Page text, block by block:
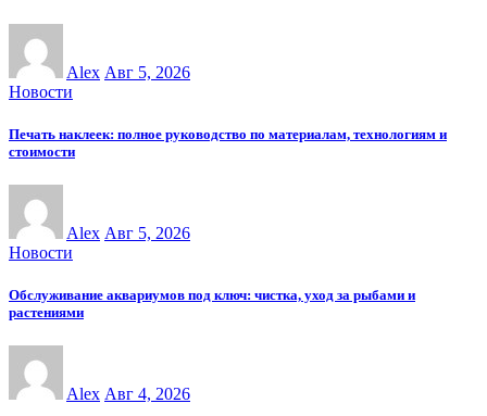
Alex Авг 5, 2026
Новости
Печать наклеек: полное руководство по материалам, технологиям и
стоимости
Alex Авг 5, 2026
Новости
Обслуживание аквариумов под ключ: чистка, уход за рыбами и
растениями
Alex Авг 4, 2026